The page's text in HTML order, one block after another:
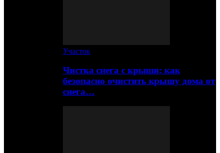
Участок
Чистка снега с крыши: как
безопасно очистить крышу дома от
снега…